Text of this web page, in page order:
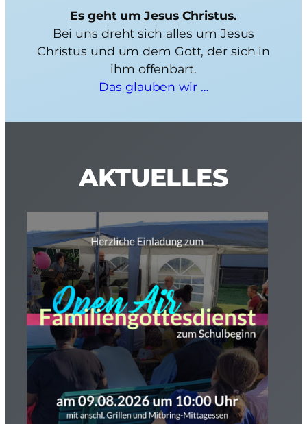
Es geht um Jesus Christus.
Bei uns dreht sich alles um Jesus
Christus und um dem Gott, der sich in
ihm offenbart.
Das glauben wir …
AKTUELLES